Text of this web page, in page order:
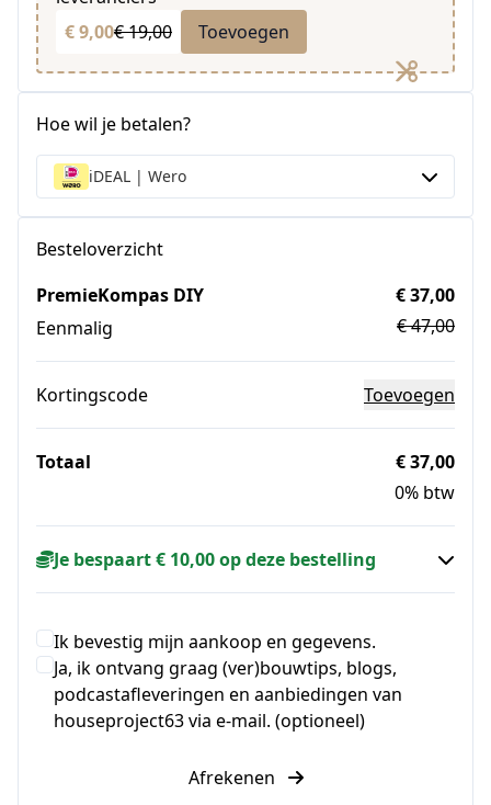
€ 9,00€ 19,00 Toevoegen
Hoe wil je betalen?
iDEAL | Wero
Besteloverzicht
PremieKompas DIY
Eenmalig
€ 37,00
€ 47,00
Kortingscode Toevoegen
Totaal
€ 37,00
0% btw
Je bespaart € 10,00 op deze bestelling
Ik bevestig mijn aankoop en gegevens.
Ja, ik ontvang graag (ver)bouwtips, blogs,
podcastafleveringen en aanbiedingen van
houseproject63 via e-mail. (optioneel)
Afrekenen